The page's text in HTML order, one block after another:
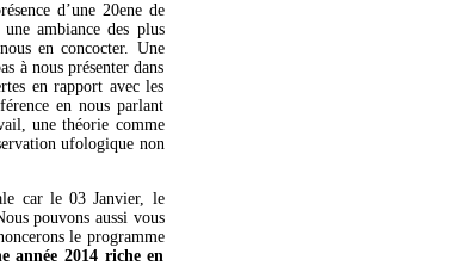
d’une 20ene de
ambiance des plus
en concocter. Une
à nous présenter dans
en rapport avec les
en nous parlant
une théorie comme
ufologique non
car le 03 Janvier, le
pouvons aussi vous
le programme
année 2014 riche en